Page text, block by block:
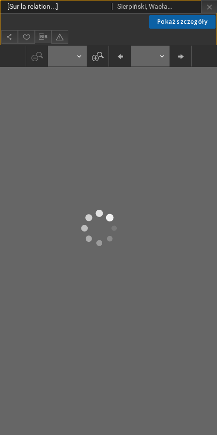
Pokaż szczegóły
[Sur la relation...] Sierpiński, Wacław (1882-1969). Red.; Mazurkiewicz, Stefan (1888-1945). Red.